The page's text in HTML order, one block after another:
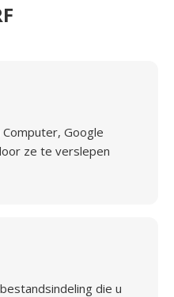
Google
ze te verslepen
die u